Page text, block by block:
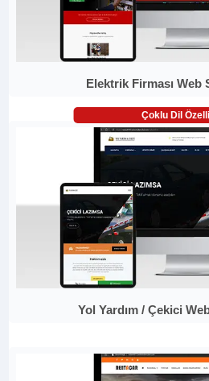
Elektrik Firması Web
Çoklu Dil
Yol Yardım / Çekici